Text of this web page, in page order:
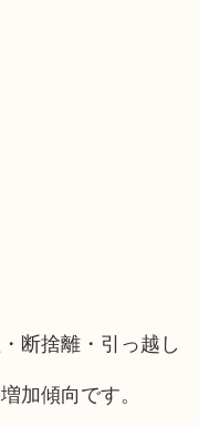
断捨離・引っ越し
加傾向です。